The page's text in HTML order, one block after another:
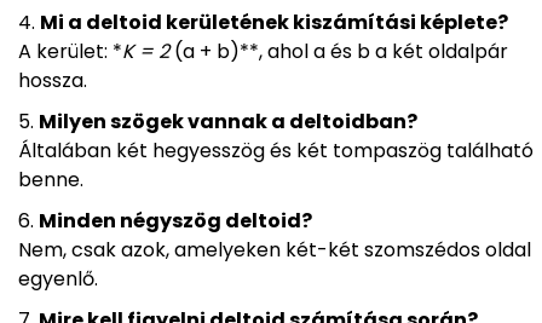
Mi a deltoid kerületének kiszámítási képlete?
A kerület: *K = 2(a + b)**, ahol a és b a két oldalpár
hossza.
Milyen szögek vannak a deltoidban?
Általában két hegyesszög és két tompaszög található
benne.
Minden négyszög deltoid?
Nem, csak azok, amelyeken két-két szomszédos oldal
egyenlő.